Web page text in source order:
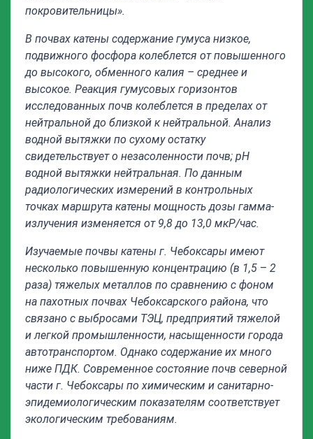
покровительницы».
В почвах катены содержание гумуса низкое,
подвижного фосфора колеблется от повышенного
до высокого, обменного калия – среднее и
высокое. Реакция гумусовых горизонтов
исследованных почв колеблется в пределах от
нейтральной до близкой к нейтральной. Анализ
водной вытяжки по сухому остатку
свидетельствует о незасоленности почв; рН
водной вытяжки нейтральная. По данным
радиологических измерений в контрольных
точках маршрута катены мощность дозы гамма-
излучения изменяется от 9,8 до 13,0 мкР/час.
Изучаемые почвы катены г. Чебоксары имеют
несколько повышенную концентрацию (в 1,5 – 2
раза) тяжелых металлов по сравнению с фоном
на пахотных почвах Чебоксарского района, что
связано с выбросами ТЭЦ, предприятий тяжелой
и легкой промышленности, насыщенности города
автотранспортом. Однако содержание их много
ниже ПДК. Современное состояние почв северной
части г. Чебоксары по химическим и санитарно-
эпидемиологическим показателям соответствует
экологическим требованиям.